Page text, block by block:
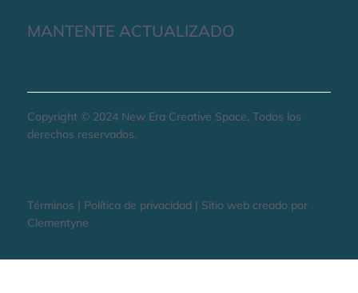
MANTENTE ACTUALIZADO
Copyright © 2024 New Era Creative Space, Todos los
derechos reservados.
Términos | Política de privacidad | Sitio web creado por
Clementyne